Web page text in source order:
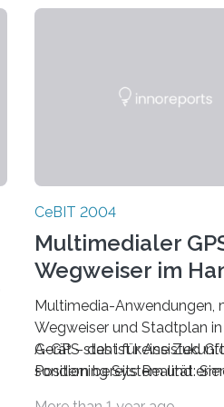
CeBIT 2004
Multimedialer
Wegweiser im
Multimedia-Anwendungen,
Wegweiser und Stadtplan
Gerät – das ist keine
sondern bereits Realität:
A-GPS steht für Assisted
Positioning System und